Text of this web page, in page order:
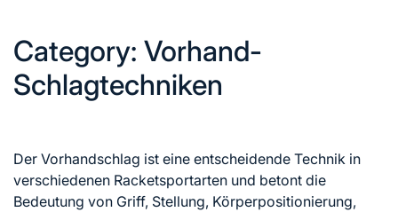
Category: Vorhand-
Schlagtechniken
Der Vorhandschlag ist eine entscheidende Technik in
verschiedenen Racketsportarten und betont die
Bedeutung von Griff, Stellung, Körperpositionierung,